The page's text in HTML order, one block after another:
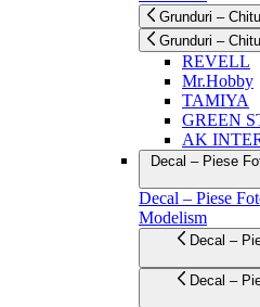
Grunduri –
Grunduri –
REVELL
Mr.Hobby
TAMIYA
GREEN
AK
Decal – Piese
Decal – Piese
Modelism
Decal – Piese Foto-Gravate și Zimmerit
Decal – Piese Foto-Gravate și Zimmerit